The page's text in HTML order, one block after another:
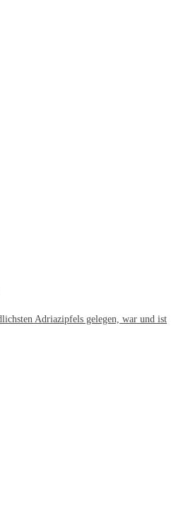
Adriazipfels gelegen, war und ist